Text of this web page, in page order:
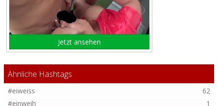
Jetzt ansehen
Ähnliche Hashtags
#eiweiss
62
#einweih
1